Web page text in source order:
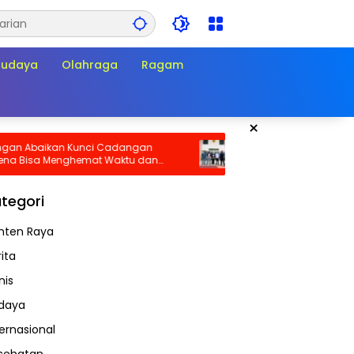
Olahraga Ragam
×
Kunci Cadangan
Menghemat Waktu dan
Darurat!
Sidang PHK Empat Pengurus
Panarub Industri Dimulai,
Busting Mulai Diuji di PHI
Raya